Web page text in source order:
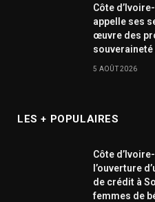
Côte
appelle ses
œuvre des
5 AOÛT 2026
LES + POPULAIRES
Côte
l’ouverture
de crédit à
femmes de